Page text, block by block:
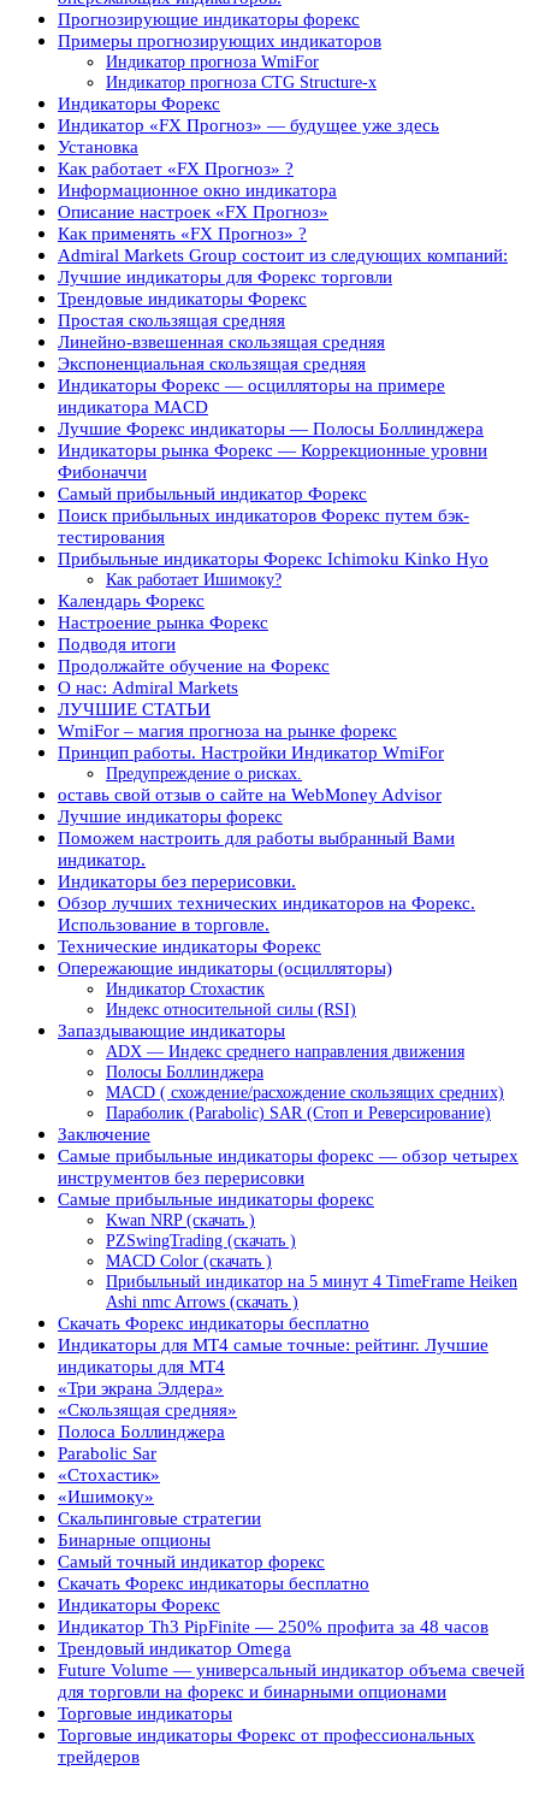
Прогнозирующие индикаторы форекс
Примеры прогнозирующих индикаторов
Индикатор прогноза WmiFor
Индикатор прогноза CTG Structure-x
Индикаторы Форекс
Индикатор «FX Прогноз» — будущее уже здесь
Установка
Как работает «FX Прогноз» ?
Информационное окно индикатора
Описание настроек «FX Прогноз»
Как применять «FX Прогноз» ?
Admiral Markets Group состоит из следующих компаний:
Лучшие индикаторы для Форекс торговли
Трендовые индикаторы Форекс
Простая скользящая средняя
Линейно-взвешенная скользящая средняя
Экспоненциальная скользящая средняя
Индикаторы Форекс — осцилляторы на примере
индикатора MACD
Лучшие Форекс индикаторы — Полосы Боллинджера
Индикаторы рынка Форекс — Коррекционные уровни
Фибоначчи
Самый прибыльный индикатор Форекс
Поиск прибыльных индикаторов Форекс путем бэк-
тестирования
Прибыльные индикаторы Форекс Ichimoku Kinko Hyo
Как работает Ишимоку?
Календарь Форекс
Настроение рынка Форекс
Подводя итоги
Продолжайте обучение на Форекс
О нас: Admiral Markets
ЛУЧШИЕ СТАТЬИ
WmiFor – магия прогноза на рынке форекс
Принцип работы. Настройки Индикатор WmiFor
Предупреждение о рисках.
оставь свой отзыв о сайте на WebMoney Advisor
Лучшие индикаторы форекс
Поможем настроить для работы выбранный Вами
индикатор.
Индикаторы без перерисовки.
Обзор лучших технических индикаторов на Форекс.
Использование в торговле.
Технические индикаторы Форекс
Опережающие индикаторы (осцилляторы)
Индикатор Стохастик
Индекс относительной силы (RSI)
Запаздывающие индикаторы
ADX — Индекс среднего направления движения
Полосы Боллинджера
MACD ( схождение/расхождение скользящих средних)
Параболик (Parabolic) SAR (Стоп и Реверсирование)
Заключение
Самые прибыльные индикаторы форекс — обзор четырех
инструментов без перерисовки
Самые прибыльные индикаторы форекс
Kwan NRP (скачать )
PZSwingTrading (скачать )
MACD Color (скачать )
Прибыльный индикатор на 5 минут 4 TimeFrame Heiken
Ashi nmc Arrows (скачать )
Скачать Форекс индикаторы бесплатно
Индикаторы для МТ4 самые точные: рейтинг. Лучшие
индикаторы для МТ4
«Три экрана Элдера»
«Скользящая средняя»
Полоса Боллинджера
Parabolic Sar
«Стохастик»
«Ишимоку»
Скальпинговые стратегии
Бинарные опционы
Самый точный индикатор форекс
Скачать Форекс индикаторы бесплатно
Индикаторы Форекс
Индикатор Th3 PipFinite — 250% профита за 48 часов
Трендовый индикатор Omega
Future Volume — универсальный индикатор объема свечей
для торговли на форекс и бинарными опционами
Торговые индикаторы
Торговые индикаторы Форекс от профессиональных
трейдеров